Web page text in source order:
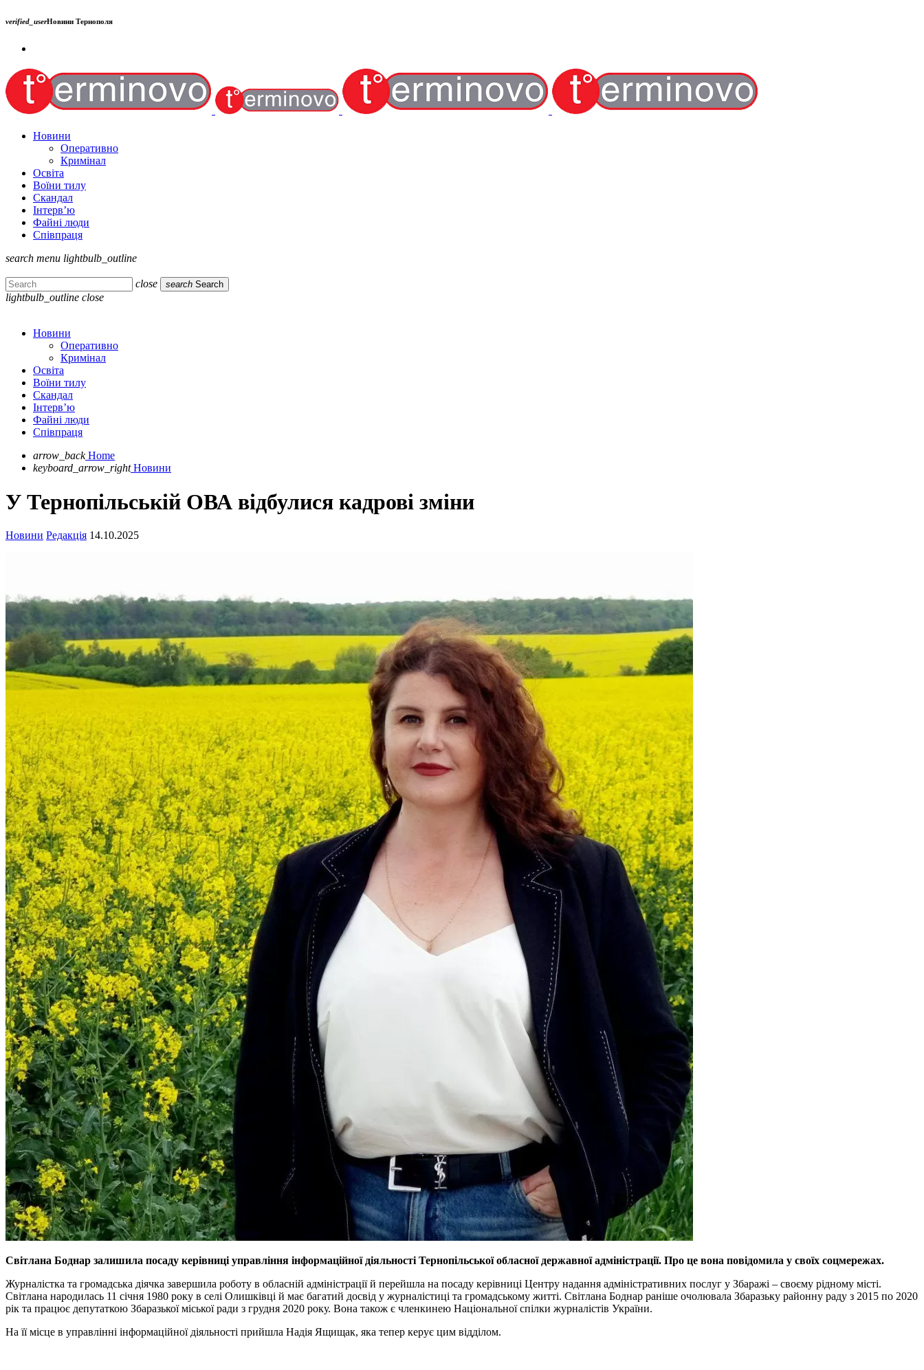
verified_userНовини Тернополя
Новини
Оперативно
Кримінал
Освіта
Воїни тилу
Скандал
Інтерв’ю
Файні люди
Співпраця
search menu lightbulb_outline
close search Search
lightbulb_outline close
Новини
Оперативно
Кримінал
Освіта
Воїни тилу
Скандал
Інтерв’ю
Файні люди
Співпраця
arrow_back Home
keyboard_arrow_right Новини
У Тернопільській ОВА відбулися кадрові зміни
Новини Редакція 14.10.2025
Світлана Боднар залишила посаду керівниці управління інформаційної діяльності Тернопільської обласної державної адміністрації. Про це вона повідомила у своїх соцмережах.
Журналістка та громадська діячка завершила роботу в обласній адміністрації й перейшла на посаду керівниці Центру надання адміністративних послуг у Збаражі – своєму рідному місті.
Світлана народилась 11 січня 1980 року в селі Олишківці й має багатий досвід у журналістиці та громадському житті. Світлана Боднар раніше очолювала Збаразьку районну раду з 2015 по 2020
рік та працює депутаткою Збаразької міської ради з грудня 2020 року. Вона також є членкинею Національної спілки журналістів України.
На її місце в управлінні інформаційної діяльності прийшла Надія Ящищак, яка тепер керує цим відділом.